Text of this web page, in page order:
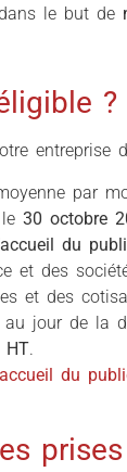
le but de
?
entreprise
par
30 octobre
du
et des
et des
jour de la
HT.
du